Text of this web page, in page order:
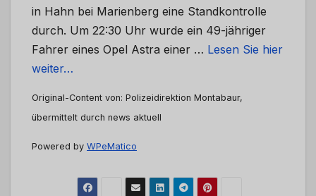
in Hahn bei Marienberg eine Standkontrolle
durch. Um 22:30 Uhr wurde ein 49-jähriger
Fahrer eines Opel Astra einer … Lesen Sie hier
weiter…
Original-Content von: Polizeidirektion Montabaur,
übermittelt durch news aktuell
Powered by WPeMatico